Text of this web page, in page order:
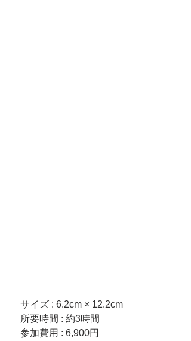
サイズ : 6.2cm × 12.2cm
所要時間 : 約3時間
参加費用 : 6,900円